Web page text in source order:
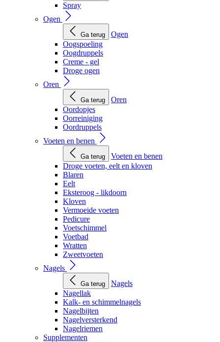
Spray
Ogen
Ga terug
Ogen
Oogspoeling
Oogdruppels
Creme - gel
Droge ogen
Oren
Ga terug
Oren
Oordopjes
Oorreiniging
Oordruppels
Voeten en benen
Ga terug
Voeten en benen
Droge voeten, eelt en kloven
Blaren
Eelt
Eksteroog - likdoorn
Kloven
Vermoeide voeten
Pedicure
Voetschimmel
Voetbad
Wratten
Zweetvoeten
Nagels
Ga terug
Nagels
Nagellak
Kalk- en schimmelnagels
Nagelbijten
Nagelversterkend
Nagelriemen
Supplementen